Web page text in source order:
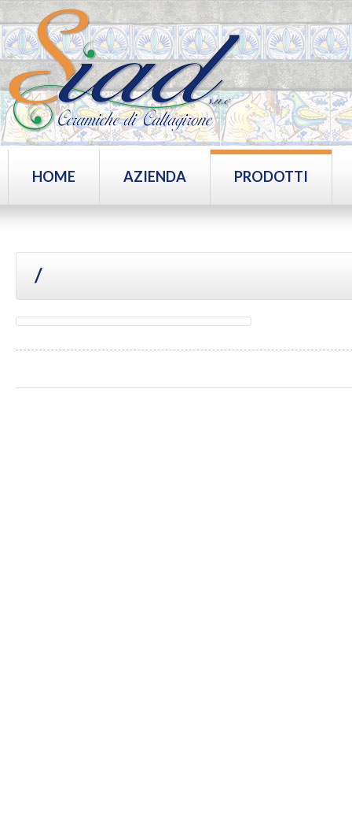
HOME AZIENDA PRODOTTI
/